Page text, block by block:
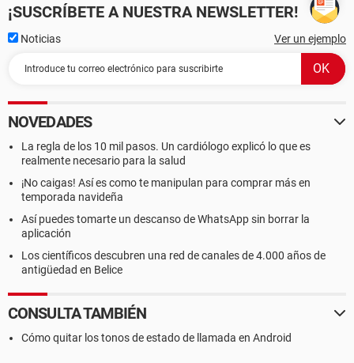
¡SUSCRÍBETE A NUESTRA NEWSLETTER!
Noticias Ver un ejemplo
NOVEDADES
La regla de los 10 mil pasos. Un cardiólogo explicó lo que es
realmente necesario para la salud
¡No caigas! Así es como te manipulan para comprar más en
temporada navideña
Así puedes tomarte un descanso de WhatsApp sin borrar la
aplicación
Los científicos descubren una red de canales de 4.000 años de
antigüedad en Belice
CONSULTA TAMBIÉN
Cómo quitar los tonos de estado de llamada en Android